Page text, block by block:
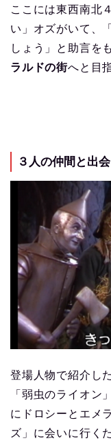
ここには東西南北
い」オズがいて、
しょう」と助言を
ラルドの街へと目
３人の仲間と出会
登場人物で紹介し
「弱虫のライオン
にドロシーとエメ
ズ」に会いに行く